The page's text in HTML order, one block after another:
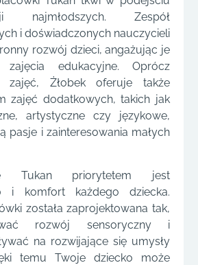
najmłodszych. Zespół
i doświadczonych nauczycieli
rozwój dzieci, angażując je
edukacyjne. Oprócz
zajęć, Żłobek oferuje także
zajęć dodatkowych, takich jak
artystyczne czy językowe,
pasje i zainteresowania małych
Tukan priorytetem jest
i komfort każdego dziecka.
została zaprojektowana tak,
rozwój sensoryczny i
na rozwijające się umysły
temu Twoje dziecko może